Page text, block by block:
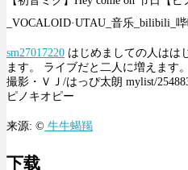
_VOCALOID·UTAU_音乐_bilibili_
sm27017220 はじめましての人はは
ます。 ライブだと二人に増えます
撮影・ＶＪ/はっぴ太朗 mylist/
ピノキオピー
来源: © 牛牛蝎羯
下载